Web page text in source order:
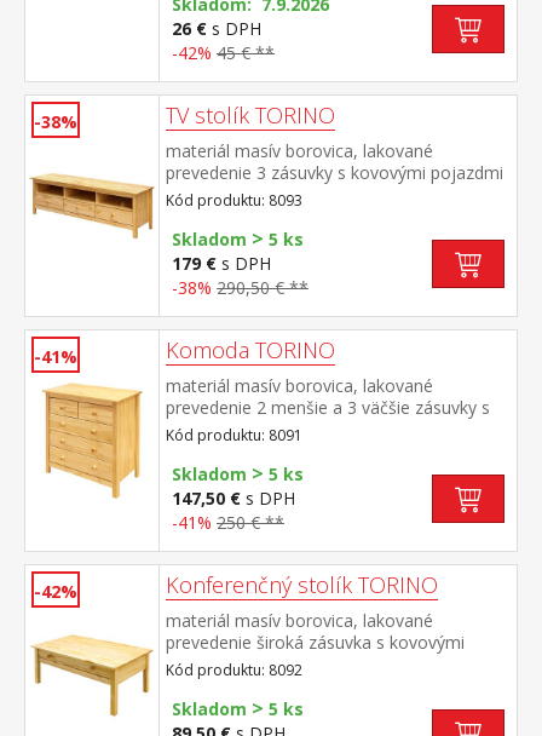
26 € s DPH
-42% 45 € **
-38% TV stolík TORINO
materiál masív borovica, lakované
prevedenie 3 zásuvky s kovovými pojazdmi
Kód produktu: 8093
Skladom > 5 ks
179 € s DPH
-38% 290,50 € **
-41% Komoda TORINO
materiál masív borovica, lakované
prevedenie 2 menšie a 3 väčšie zásuvky s
kovovými pojazdmi
Kód produktu: 8091
Skladom > 5 ks
147,50 € s DPH
-41% 250 € **
-42% Konferenčný stolík TORINO
materiál masív borovica, lakované
prevedenie široká zásuvka s kovovými
pojazdmi
Kód produktu: 8092
Skladom > 5 ks